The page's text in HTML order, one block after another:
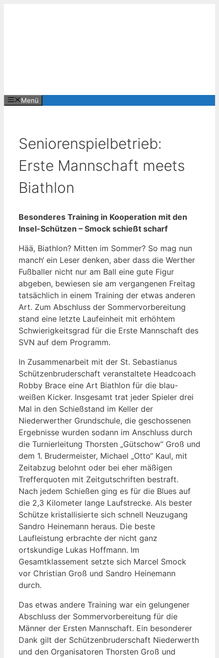
Menü
Seniorenspielbetrieb:
Erste Mannschaft meets
Biathlon
Besonderes Training in Kooperation mit den
Insel-Schützen – Smock schießt scharf
Hää, Biathlon? Mitten im Sommer? So mag nun
manch‘ ein Leser denken, aber dass die Werther
Fußballer nicht nur am Ball eine gute Figur
abgeben, bewiesen sie am vergangenen Freitag
tatsächlich in einem Training der etwas anderen
Art. Zum Abschluss der Sommervorbereitung
stand eine letzte Laufeinheit mit erhöhtem
Schwierigkeitsgrad für die Erste Mannschaft des
SVN auf dem Programm.
In Zusammenarbeit mit der St. Sebastianus
Schützenbruderschaft veranstaltete Headcoach
Robby Brace eine Art Biathlon für die blau-
weißen Kicker. Insgesamt trat jeder Spieler drei
Mal in den Schießstand im Keller der
Niederwerther Grundschule, die geschossenen
Ergebnisse wurden sodann im Anschluss durch
die Turnierleitung Thorsten „Gütschow“ Groß und
dem 1. Brudermeister, Michael „Otto“ Kaul, mit
Zeitabzug belohnt oder bei eher mäßigen
Trefferquoten mit Zeitgutschriften bestraft.
Nach jedem Schießen ging es für die Blues auf
die 2,3 Kilometer lange Laufstrecke. Als bester
Schütze kristallisierte sich schnell Neuzugang
Sandro Heinemann heraus. Die beste
Laufleistung erbrachte der nicht ganz
ortskundige Lukas Hoffmann. Im
Gesamtklassement setzte sich Marcel Smock
vor Christian Groß und Sandro Heinemann
durch.
Das etwas andere Training war ein gelungener
Abschluss der Sommervorbereitung für die
Männer der Ersten Mannschaft. Ein besonderer
Dank gilt der Schützenbruderschaft Niederwerth
und den Organisatoren Thorsten Groß und